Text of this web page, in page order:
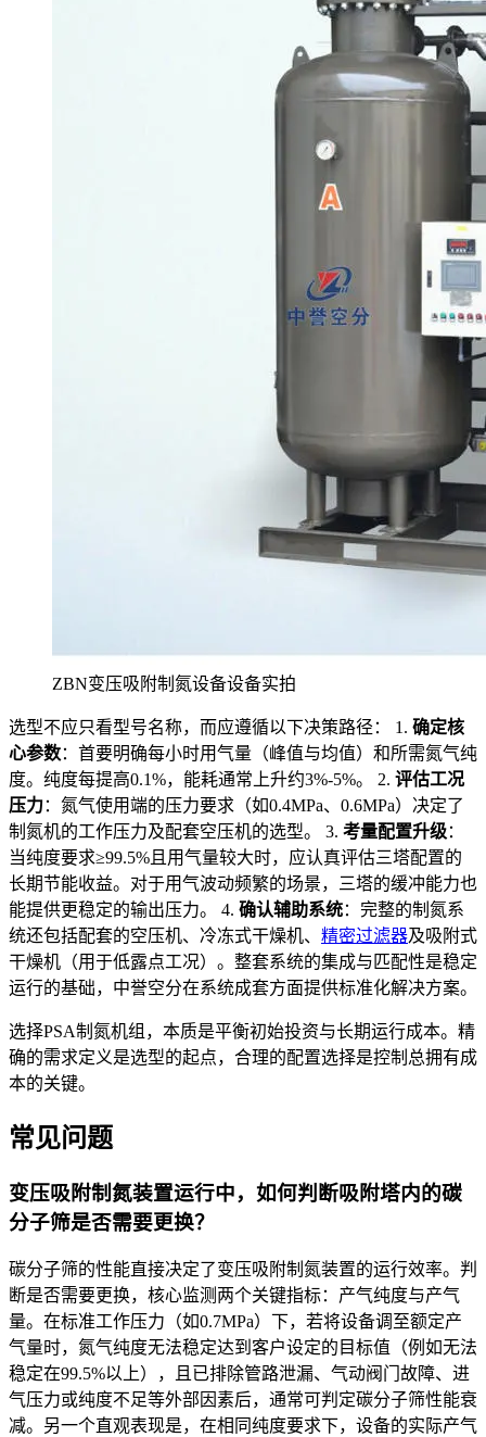
ZBN变压吸附制氮设备设备实拍
选型不应只看型号名称，而应遵循以下决策路径： 1. 确定核
心参数：首要明确每小时用气量（峰值与均值）和所需氮气纯
度。纯度每提高0.1%，能耗通常上升约3%-5%。 2. 评估工况
压力：氮气使用端的压力要求（如0.4MPa、0.6MPa）决定了
制氮机的工作压力及配套空压机的选型。 3. 考量配置升级：
当纯度要求≥99.5%且用气量较大时，应认真评估三塔配置的
长期节能收益。对于用气波动频繁的场景，三塔的缓冲能力也
能提供更稳定的输出压力。 4. 确认辅助系统：完整的制氮系
统还包括配套的空压机、冷冻式干燥机、 精密过滤器及吸附式
干燥机（用于低露点工况）。整套系统的集成与匹配性是稳定
运行的基础，中誉空分在系统成套方面提供标准化解决方案。
选择PSA制氮机组，本质是平衡初始投资与长期运行成本。精
确的需求定义是选型的起点，合理的配置选择是控制总拥有成
本的关键。
常见问题
变压吸附制氮装置运行中，如何判断吸附塔内的碳
分子筛是否需要更换？
碳分子筛的性能直接决定了变压吸附制氮装置的运行效率。判
断是否需要更换，核心监测两个关键指标：产气纯度与产气
量。在标准工作压力（如0.7MPa）下，若将设备调至额定产
气量时，氮气纯度无法稳定达到客户设定的目标值（例如无法
稳定在99.5%以上），且已排除管路泄漏、气动阀门故障、进
气压力或纯度不足等外部因素后，通常可判定碳分子筛性能衰
减。另一个直观表现是，在相同纯度要求下，设备的实际产气